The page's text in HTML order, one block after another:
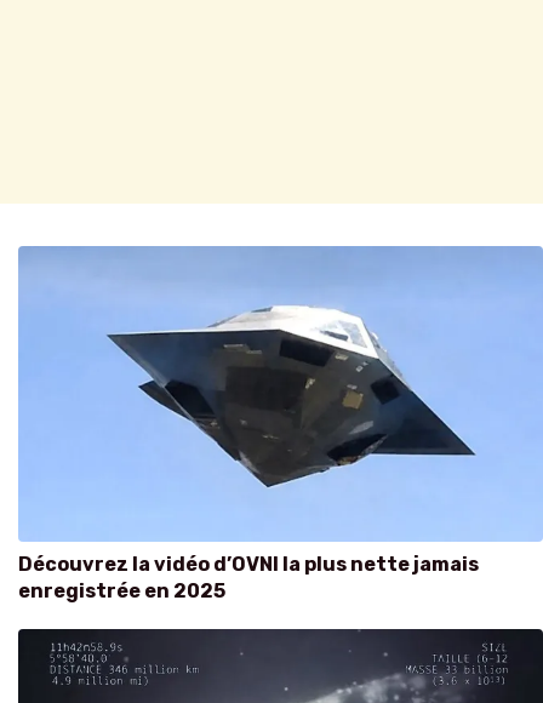
Découvrez la vidéo d’OVNI la plus nette jamais
enregistrée en 2025